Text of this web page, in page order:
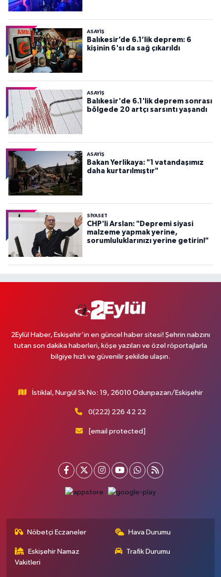
ASAYİŞ
Balıkesir’de 6.1’lik deprem: 6
kişinin 6'sı da sağ çıkarıldı
ASAYİŞ
Balıkesir'de 6.1'lik deprem sonrası
bölgede 20 artçı sarsıntı yaşandı
ASAYİŞ
Bakan Yerlikaya: "1 vatandaşımız
daha kurtarılmıştır"
SİYASET
CHP'li Arslan: "Depremi siyasi
malzeme yapmak yerine,
sorumluluklarınızı yerine getirin!"
2Eylül Haber, Eskişehir’in en güncel haber sitesi! Şehrin nabzını
tutan son dakika haberleri, köşe yazıları ve özel röportajlarla
bilgiye hızlı ve güvenilir şekilde ulaşın.
İstiklal, Nurgül Sk No: 19, 26010 Odunpazarı/Eskişehir
0(222) 226 42 22
[email protected]
Nöbetçi Eczaneler Hava Durumu
Eskişehir Namaz
Vakitleri
Trafik Durumu